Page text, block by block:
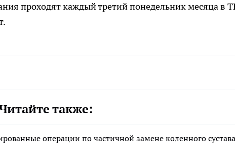
проходят каждый третий понедельник месяца в
также:
операции по частичной замене коленного сустава